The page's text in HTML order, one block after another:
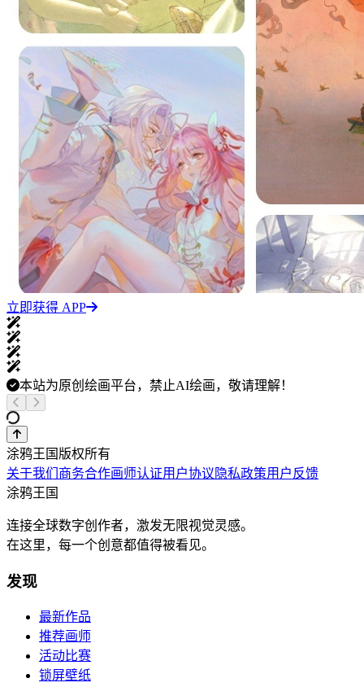
立即获得 APP
本站为原创绘画平台，禁止AI绘画，敬请理解！
涂鸦王国版权所有
关于我们 商务合作画师认证用户协议 隐私政策用户反馈
涂鸦王国
连接全球数字创作者，激发无限视觉灵感。
在这里，每一个创意都值得被看见。
发现
最新作品
推荐画师
活动比赛
锁屏壁纸